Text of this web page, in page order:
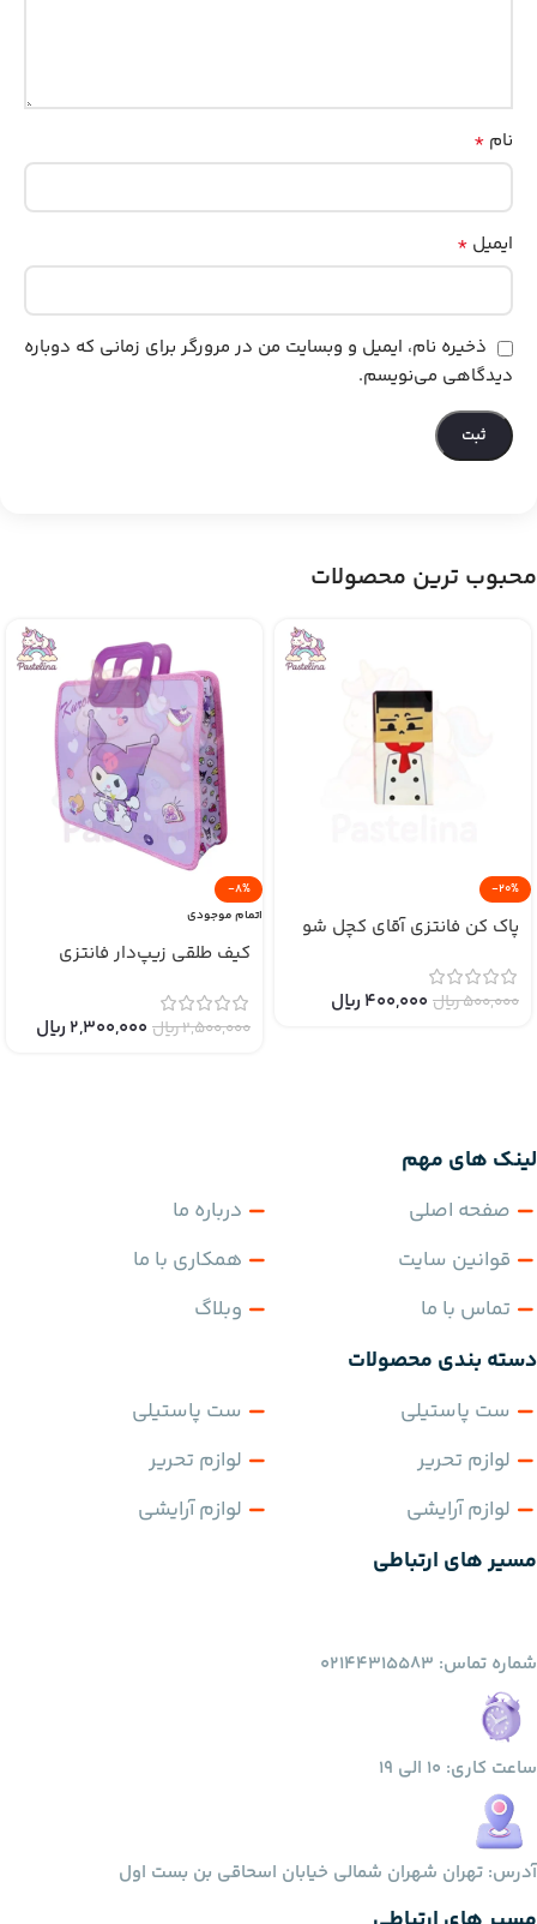
نام *
ایمیل *
ذخیره نام، ایمیل و وبسایت من در مرورگر برای زمانی که دوباره
دیدگاهی می‌نویسم.
محبوب ترین محصولات
-20%
پاک کن فانتزی آقای کچل شو
500,000﷼ 400,000 ﷼
-8%
اتمام موجودی
کیف طلقی زیپ‌دار فانتزی
2,500,000﷼ 2,300,000 ﷼
لینک های مهم
صفحه اصلی
قوانین سایت
تماس با ما
درباره ما
همکاری با ما
وبلاگ
دسته بندی محصولات
ست پاستیلی
لوازم تحریر
لوازم آرایشی
ست پاستیلی
لوازم تحریر
لوازم آرایشی
مسیر های ارتباطی
شماره تماس: 02144315583
ساعت کاری: 10 الی 19
آدرس: تهران شهران شمالی خیابان اسحاقی بن بست اول